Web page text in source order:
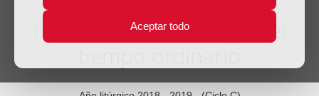
Aceptar todo
Homilía XXXII Domingo del